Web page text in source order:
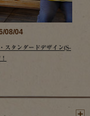
08/04
スタンダードデザイン(S-